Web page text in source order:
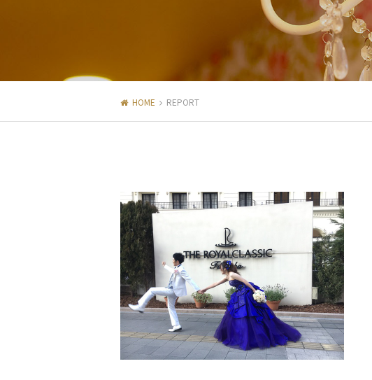
HOME REPORT